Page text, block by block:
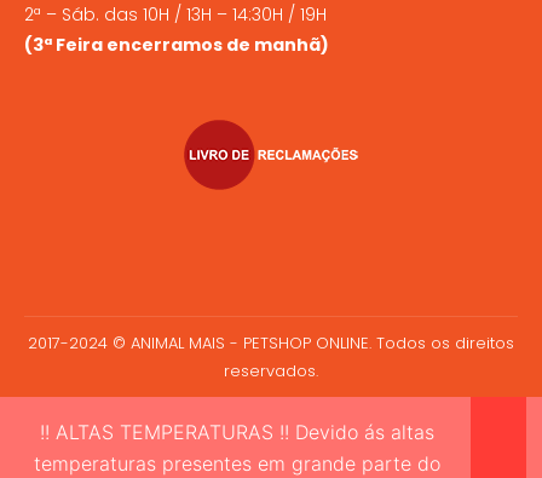
2ª – Sáb. das 10H / 13H – 14:30H / 19H
(3ª Feira encerramos de manhã)
2017-2024 © ANIMAL MAIS - PETSHOP ONLINE. Todos os direitos
reservados.
!! ALTAS TEMPERATURAS !! Devido ás altas
temperaturas presentes em grande parte do